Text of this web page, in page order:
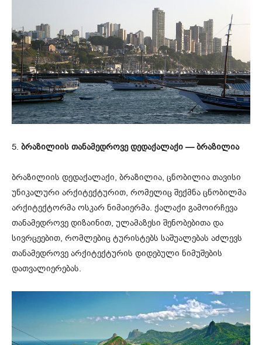
5. ბრაზილიის თანამედროვე დედაქალაქი — ბრაზილია
ბრაზილიის დედაქალაქი, ბრაზილია, ცნობილია თავისი
უნიკალური არქიტექტურით, რომელიც შექმნა ცნობილმა
არქიტექტორმა ოსკარ ნიმაიერმა. ქალაქი გამოირჩევა
თანამედროვე დიზაინით, ულამაზესი შენობებითა და
სივრცეებით, რომლებიც ტურისტებს საშუალებას აძლევს
თანამედროვე არქიტექტურის დიდებული ნიმუშების
დათვალიერებას.